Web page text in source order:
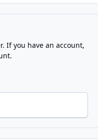
If you have an account,